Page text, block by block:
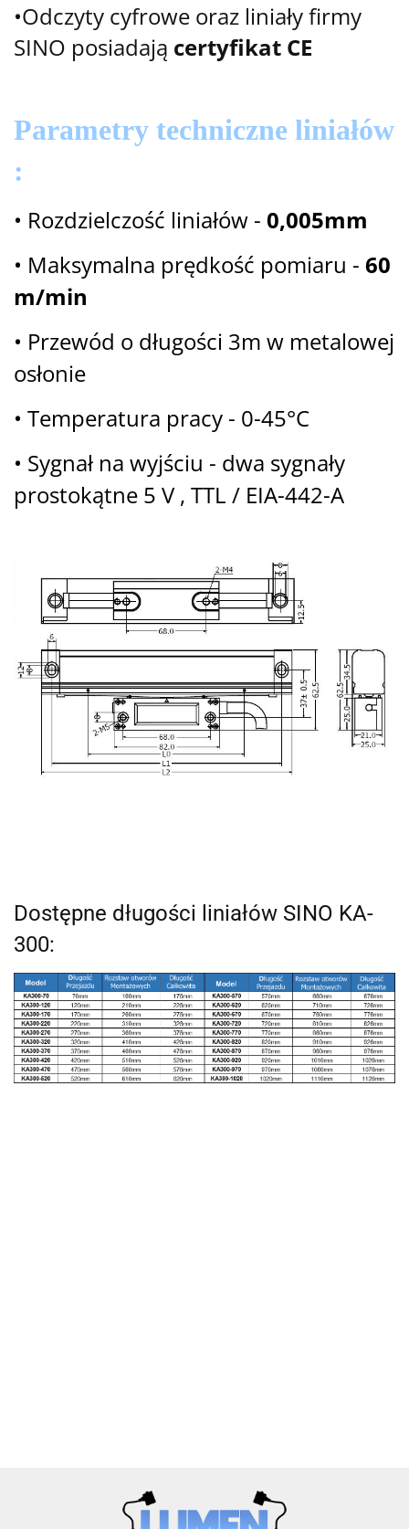
•Odczyty cyfrowe oraz liniały firmy
SINO posiadają certyfikat CE
Parametry techniczne liniałów
:
• Rozdzielczość liniałów - 0,005mm
• Maksymalna prędkość pomiaru - 60
m/min
• Przewód o długości 3m w metalowej
osłonie
• Temperatura pracy - 0-45°C
• Sygnał na wyjściu - dwa sygnały
prostokątne 5 V , TTL / EIA-442-A
Dostępne długości liniałów SINO KA-
300: